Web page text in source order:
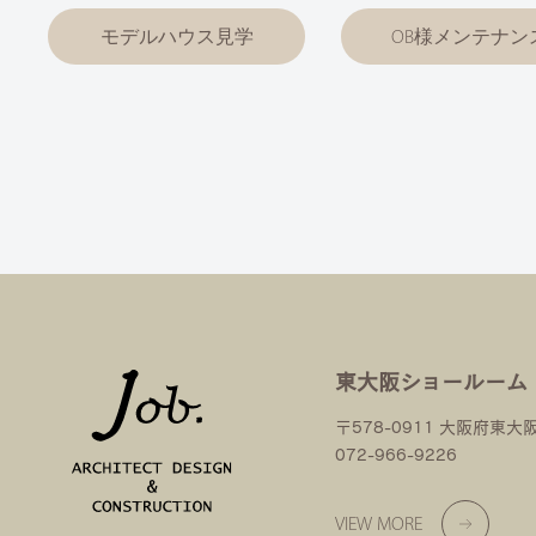
モデルハウス見学 OB様メンテナン
東大阪ショールーム
〒578-0911 大阪府東大
072-966-9226
VIEW MORE